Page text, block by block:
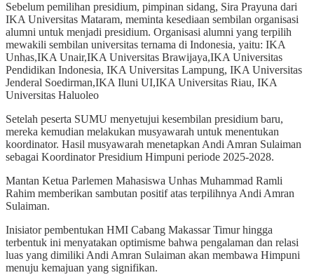
Sebelum pemilihan presidium, pimpinan sidang, Sira Prayuna dari
IKA Universitas Mataram, meminta kesediaan sembilan organisasi
alumni untuk menjadi presidium. Organisasi alumni yang terpilih
mewakili sembilan universitas ternama di Indonesia, yaitu: IKA
Unhas,IKA Unair,IKA Universitas Brawijaya,IKA Universitas
Pendidikan Indonesia, IKA Universitas Lampung, IKA Universitas
Jenderal Soedirman,IKA Iluni UI,IKA Universitas Riau, IKA
Universitas Haluoleo
Setelah peserta SUMU menyetujui kesembilan presidium baru,
mereka kemudian melakukan musyawarah untuk menentukan
koordinator. Hasil musyawarah menetapkan Andi Amran Sulaiman
sebagai Koordinator Presidium Himpuni periode 2025-2028.
Mantan Ketua Parlemen Mahasiswa Unhas Muhammad Ramli
Rahim memberikan sambutan positif atas terpilihnya Andi Amran
Sulaiman.
Inisiator pembentukan HMI Cabang Makassar Timur hingga
terbentuk ini menyatakan optimisme bahwa pengalaman dan relasi
luas yang dimiliki Andi Amran Sulaiman akan membawa Himpuni
menuju kemajuan yang signifikan.